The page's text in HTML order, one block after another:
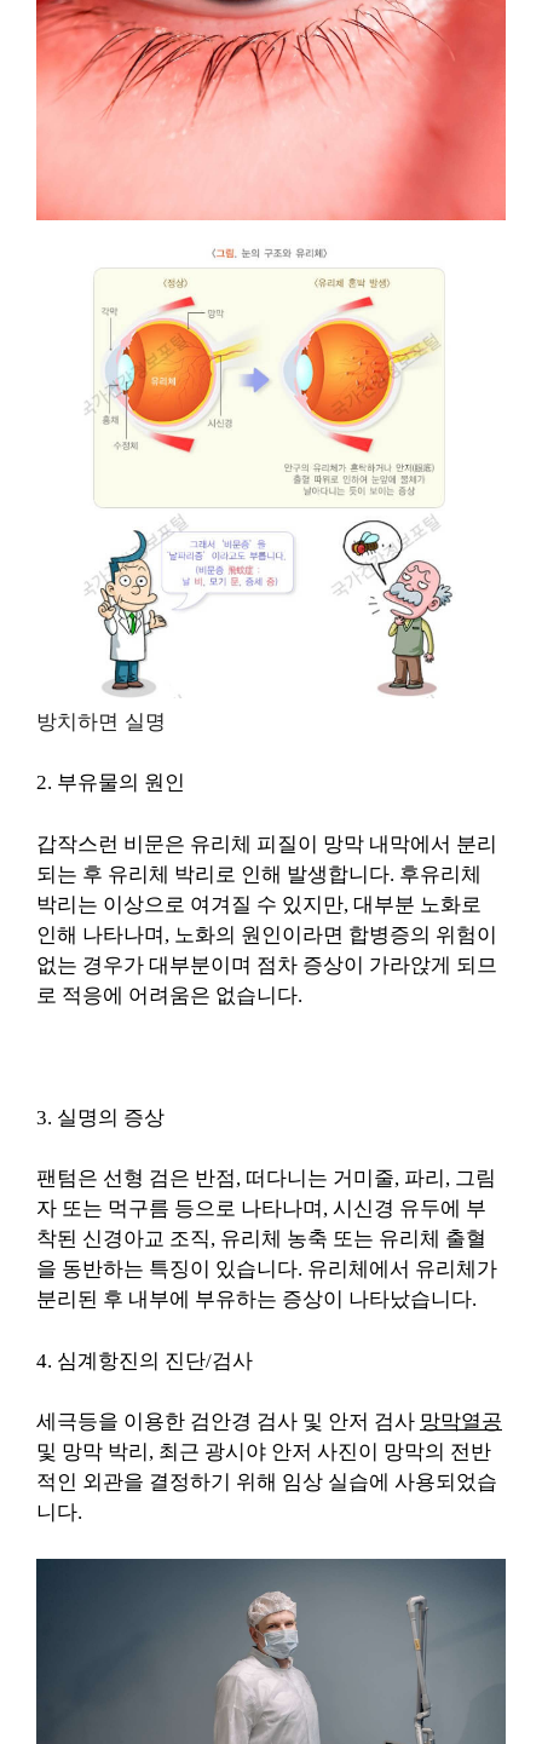
방치하면 실명
2. 부유물의 원인
갑작스런 비문은 유리체 피질이 망막 내막에서 분리
되는 후 유리체 박리로 인해 발생합니다. 후유리체
박리는 이상으로 여겨질 수 있지만, 대부분 노화로
인해 나타나며, 노화의 원인이라면 합병증의 위험이
없는 경우가 대부분이며 점차 증상이 가라앉게 되므
로 적응에 어려움은 없습니다.
3. 실명의 증상
팬텀은 선형 검은 반점, 떠다니는 거미줄, 파리, 그림
자 또는 먹구름 등으로 나타나며, 시신경 유두에 부
착된 신경아교 조직, 유리체 농축 또는 유리체 출혈
을 동반하는 특징이 있습니다. 유리체에서 유리체가
분리된 후 내부에 부유하는 증상이 나타났습니다.
4. 심계항진의 진단/검사
세극등을 이용한 검안경 검사 및 안저 검사 망막열공
및 망막 박리, 최근 광시야 안저 사진이 망막의 전반
적인 외관을 결정하기 위해 임상 실습에 사용되었습
니다.